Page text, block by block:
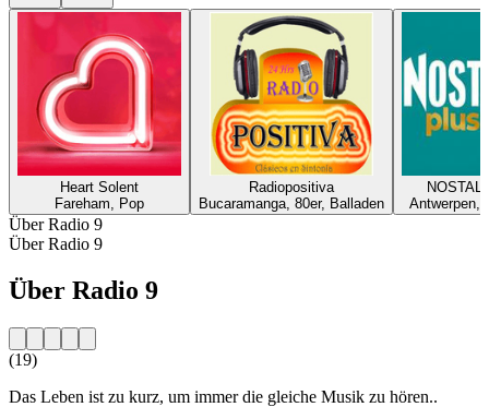
Heart Solent
Fareham, Pop
Radiopositiva
Bucaramanga, 80er, Balladen
Antwerpen,
Über Radio 9
Über Radio 9
Über Radio 9
(19)
Das Leben ist zu kurz, um immer die gleiche Musik zu hören..